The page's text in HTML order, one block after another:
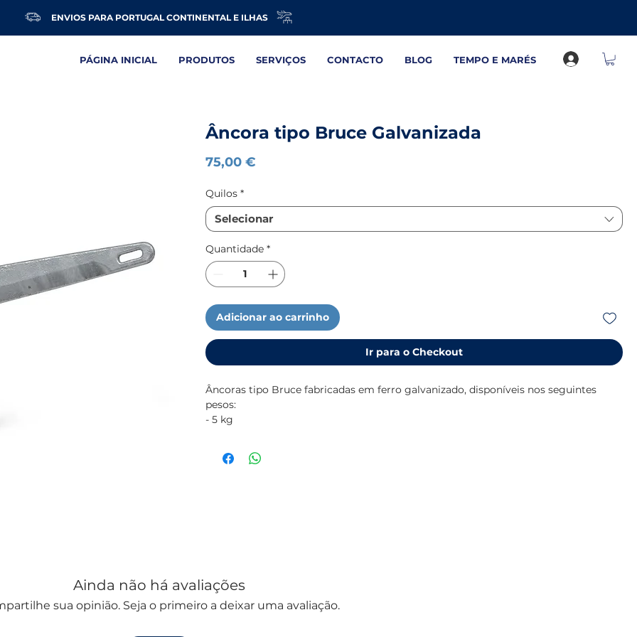
ENVIOS PARA PORTUGAL CONTINENTAL E ILHAS
PÁGINA INICIAL PRODUTOS SERVIÇOS CONTACTO BLOG TEMPO E MARÉS
Âncora tipo Bruce Galvanizada
75,00 €
Quilos *
Selecionar
Quantidade *
Adicionar ao carrinho
Ir para o Checkout
Âncoras tipo Bruce fabricadas em ferro galvanizado, disponíveis nos seguintes
pesos:
- 5 kg
- 15 kg
Ainda não há avaliações
sua opinião. Seja o primeiro a deixar uma avaliação.